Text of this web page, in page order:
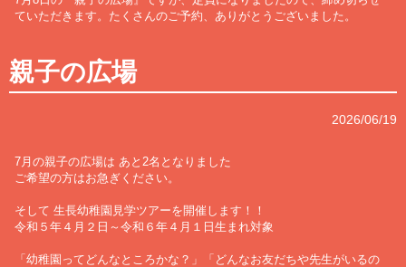
ていただきます。たくさんのご予約、ありがとうございました。
親子の広場
2026/06/19
7月の親子の広場は あと2名となりました
ご希望の方はお急ぎください。
そして 生長幼稚園見学ツアーを開催します！！
令和５年４月２日～令和６年４月１日生まれ対象
「幼稚園ってどんなところかな？」「どんなお友だちや先生がいるの